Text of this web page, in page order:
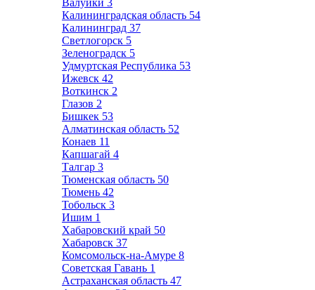
Валуйки 3
Калининградская область 54
Калининград 37
Светлогорск 5
Зеленоградск 5
Удмуртская Республика 53
Ижевск 42
Воткинск 2
Глазов 2
Бишкек 53
Алматинская область 52
Конаев 11
Капшагай 4
Талгар 3
Тюменская область 50
Тюмень 42
Тобольск 3
Ишим 1
Хабаровский край 50
Хабаровск 37
Комсомольск-на-Амуре 8
Советская Гавань 1
Астраханская область 47